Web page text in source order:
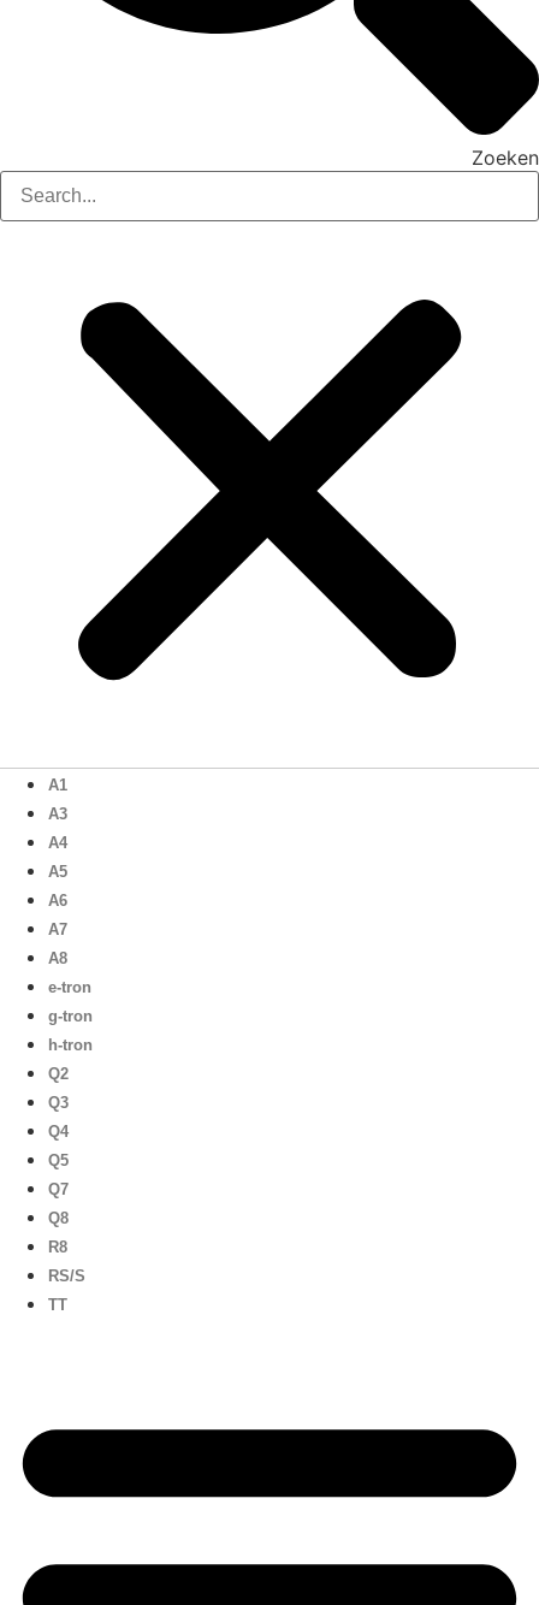
Zoeken
A1
A3
A4
A5
A6
A7
A8
e-tron
g-tron
h-tron
Q2
Q3
Q4
Q5
Q7
Q8
R8
RS/S
TT